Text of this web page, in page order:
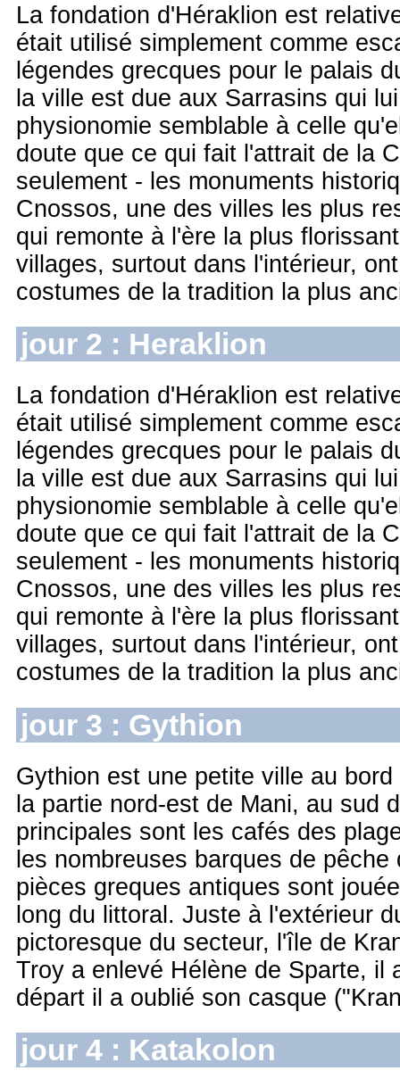
La fondation d'Héraklion est
était utilisé simplement comme
légendes grecques pour le palais
la ville est due aux Sarrasins qui
physionomie semblable à celle
doute que ce qui fait l'attrait de la
seulement - les monuments
Cnossos, une des villes les plus
qui remonte à l'ère la plus
villages, surtout dans l'intérieur,
costumes de la tradition la plus
jour 2 : Heraklion
La fondation d'Héraklion est
était utilisé simplement comme
légendes grecques pour le palais
la ville est due aux Sarrasins qui
physionomie semblable à celle
doute que ce qui fait l'attrait de la
seulement - les monuments
Cnossos, une des villes les plus
qui remonte à l'ère la plus
villages, surtout dans l'intérieur,
costumes de la tradition la plus
jour 3 : Gythion
Gythion est une petite ville au
la partie nord-est de Mani, au sud
principales sont les cafés des
les nombreuses barques de
pièces greques antiques sont
long du littoral. Juste à l'extérieur
pictoresque du secteur, l'île de
Troy a enlevé Hélène de Sparte,
départ il a oublié son casque
jour 4 : Katakolon